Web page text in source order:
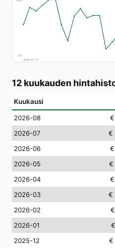
€4
2026-07-12
12 kuukauden
Kuukausi
2026-08
2026-07
€
2026-06
2026-05
€
2026-04
2026-03
€
2026-02
2026-01
2025-12
€